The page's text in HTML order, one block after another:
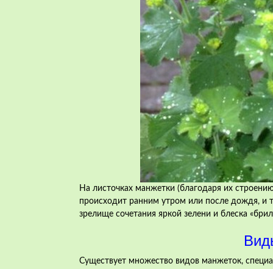
На листочках манжетки (благодаря их
происходит ранним утром или после дождя, и
зрелище сочетания яркой зелени и блеска
Существует множество видов манжеток,